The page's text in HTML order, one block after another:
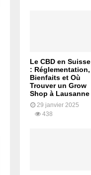
Le CBD en Suisse
: Réglementation,
Bienfaits et Où
Trouver un Grow
Shop à Lausanne
29 janvier 2025
438